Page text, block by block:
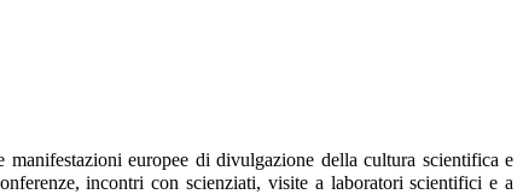
europee di divulgazione della cultura scientifica e
incontri con scienziati, visite a laboratori scientifici e a